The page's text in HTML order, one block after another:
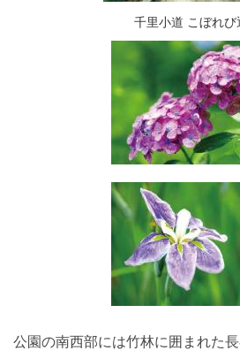
千里小道 こぼれび
公園の南西部には竹林に囲まれた